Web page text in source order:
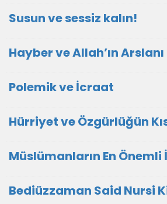
Susun ve sessiz kalın!
Hayber ve Allah’ın Arslanı
Polemik ve İcraat
Hürriyet ve Özgürlüğün
Müslümanların En
Bediüzzaman Said Nursi